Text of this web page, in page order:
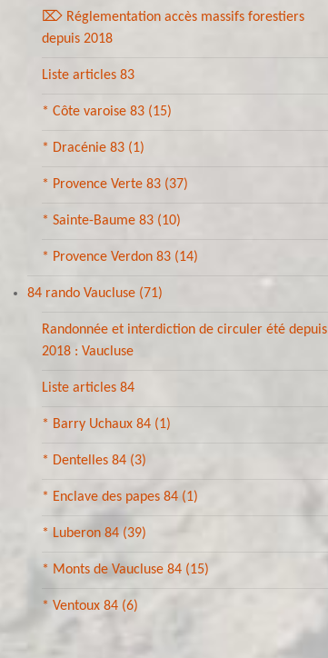
⌦ Réglementation accès massifs forestiers
depuis 2018
Liste articles 83
* Côte varoise 83 (15)
* Dracénie 83 (1)
* Provence Verte 83 (37)
* Sainte-Baume 83 (10)
* Provence Verdon 83 (14)
84 rando Vaucluse (71)
Randonnée et interdiction de circuler été depuis
2018 : Vaucluse
Liste articles 84
* Barry Uchaux 84 (1)
* Dentelles 84 (3)
* Enclave des papes 84 (1)
* Luberon 84 (39)
* Monts de Vaucluse 84 (15)
* Ventoux 84 (6)